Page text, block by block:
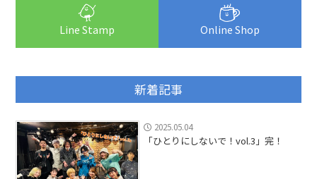
Line Stamp Online Shop
新着記事
2025.05.04
「ひとりにしないで！vol.3」完！